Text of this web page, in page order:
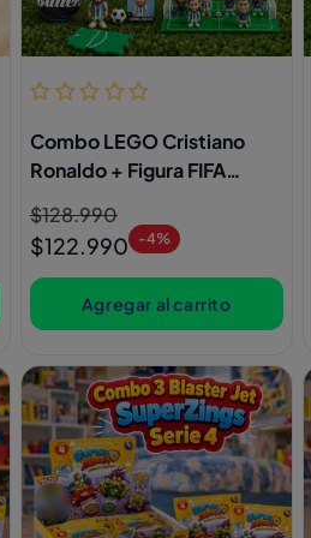
Combo LEGO Cristiano
Ronaldo + Figura FIFA
Precio
habitual
$128.990
Precio
de
oferta
$122.990 -4%
Agregar al carrito